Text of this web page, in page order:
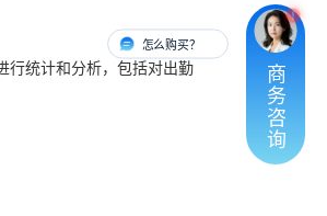
行统计和分析，包括对出勤
怎么购买？ 有人对接
商
务
咨
询